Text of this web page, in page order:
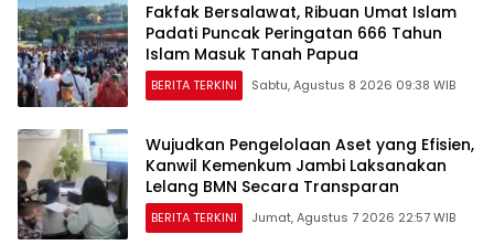
Fakfak Bersalawat, Ribuan Umat Islam
Padati Puncak Peringatan 666 Tahun
Islam Masuk Tanah Papua
BERITA TERKINI Sabtu, Agustus 8 2026 09:38 WIB
Wujudkan Pengelolaan Aset yang Efisien,
Kanwil Kemenkum Jambi Laksanakan
Lelang BMN Secara Transparan
BERITA TERKINI Jumat, Agustus 7 2026 22:57 WIB